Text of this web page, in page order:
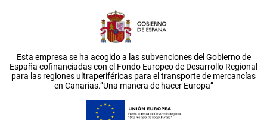
Esta empresa se ha acogido a las subvenciones del Gobierno de
España cofinanciadas con el Fondo Europeo de Desarrollo Regional
para las regiones ultraperiféricas para el transporte de mercancías
en Canarias.”Una manera de hacer Europa”